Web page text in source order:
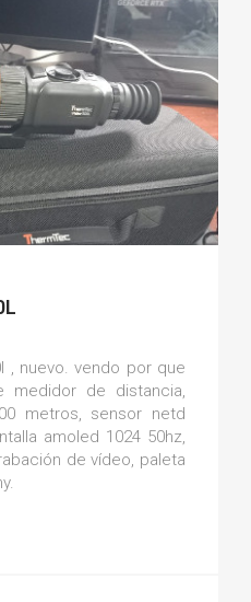
, nuevo. vendo por que
medidor de distancia,
metros, sensor netd
amoled 1024 50hz,
de vídeo, paleta